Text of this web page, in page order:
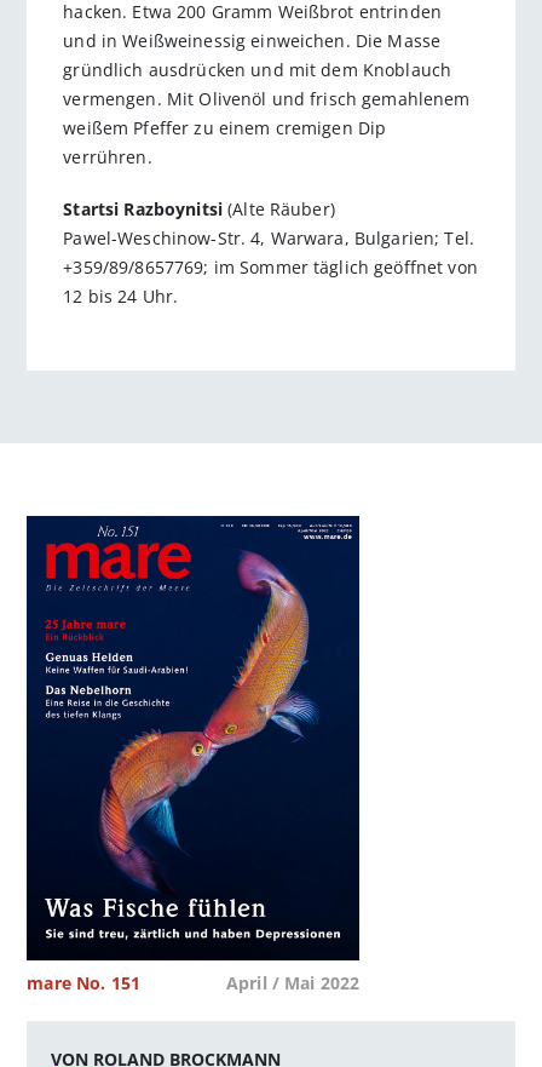
hacken. Etwa 200 Gramm Weißbrot entrinden
und in Weißweinessig einweichen. Die Masse
gründlich ausdrücken und mit dem Knoblauch
vermengen. Mit Olivenöl und frisch gemahlenem
weißem Pfeffer zu einem cremigen Dip
verrühren.
Startsi Razboynitsi(Alte Räuber)
Pawel-Weschinow-Str. 4, Warwara, Bulgarien; Tel.
+359/89/8657769; im Sommer täglich geöffnet von
12 bis 24 Uhr.
mare No. 151 April / Mai 2022
VON ROLAND BROCKMANN